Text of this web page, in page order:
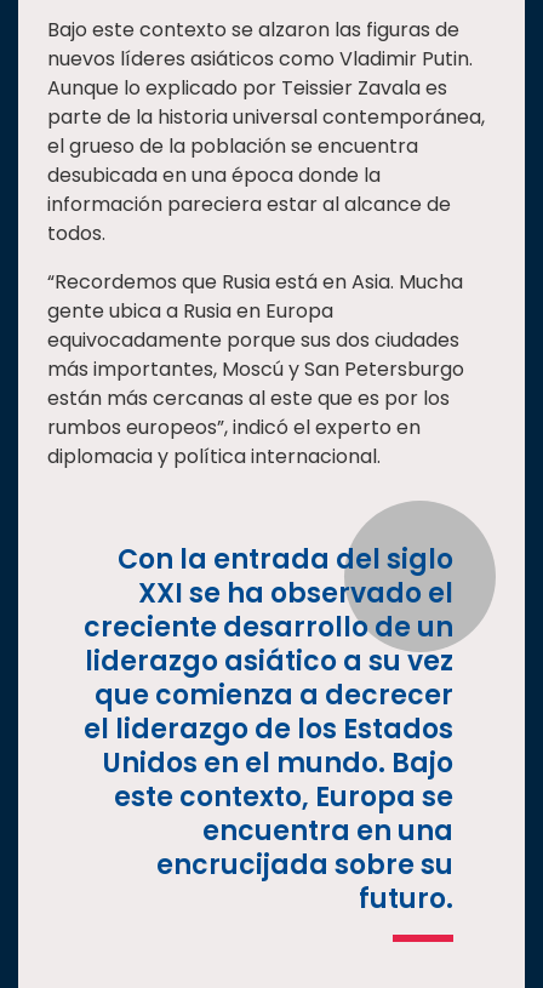
Bajo este contexto se alzaron las figuras de
nuevos líderes asiáticos como Vladimir Putin.
Aunque lo explicado por Teissier Zavala es
parte de la historia universal contemporánea,
el grueso de la población se encuentra
desubicada en una época donde la
información pareciera estar al alcance de
todos.
“Recordemos que Rusia está en Asia. Mucha
gente ubica a Rusia en Europa
equivocadamente porque sus dos ciudades
más importantes, Moscú y San Petersburgo
están más cercanas al este que es por los
rumbos europeos”, indicó el experto en
diplomacia y política internacional.
Con la entrada del siglo
XXI se ha observado el
creciente desarrollo de un
liderazgo asiático a su vez
que comienza a decrecer
el liderazgo de los Estados
Unidos en el mundo. Bajo
este contexto, Europa se
encuentra en una
encrucijada sobre su
futuro.